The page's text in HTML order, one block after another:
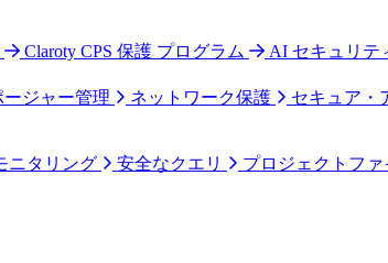
Claroty CPS 保護 プログラム
AI セキュリテ
ージャー管理 ネットワーク保護 セキュア・
ニタリング 安全なクエリ プロジェクトフ